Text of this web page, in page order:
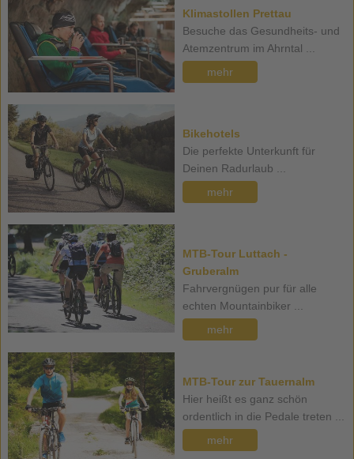
Klimastollen Prettau
Besuche das Gesundheits- und
Atemzentrum im Ahrntal ...
mehr
Bikehotels
Die perfekte Unterkunft für
Deinen Radurlaub ...
mehr
MTB-Tour Luttach -
Gruberalm
Fahrvergnügen pur für alle
echten Mountainbiker ...
mehr
MTB-Tour zur Tauernalm
Hier heißt es ganz schön
ordentlich in die Pedale treten ...
mehr